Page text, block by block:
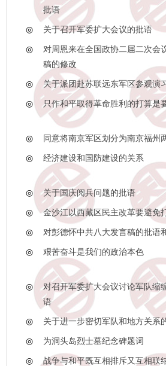
批语
◎ 关于召开军委扩大会议的批语
◎
对周恩来在全国政协二届二次会
稿的修改
◎ 关于派团赴苏联远东军区参观演
◎ 只作和平取得革命胜利的打算是
◎ 同意将南京军区划分为南京福州
◎ 经济建设和国防建设的关系
◎ 关于国庆阅兵问题的批语
◎ 金沙江以西藏区民主改革要避免
◎ 对彭德怀中共八大发言稿的批语
◎ 艰苦奋斗是我们的政治本色
◎
对召开军委扩大会议讨论军队缩
语
◎ 关于进一步密切军队和地方关系
◎ 为洞头岛烈士墓纪念碑题词
◎ 战争与和平既互相排斥又互相联